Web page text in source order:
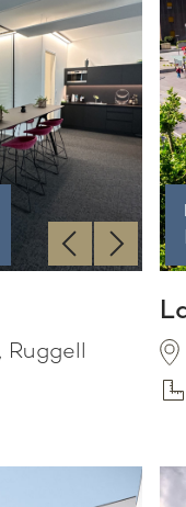
‹ ›
Ruggell